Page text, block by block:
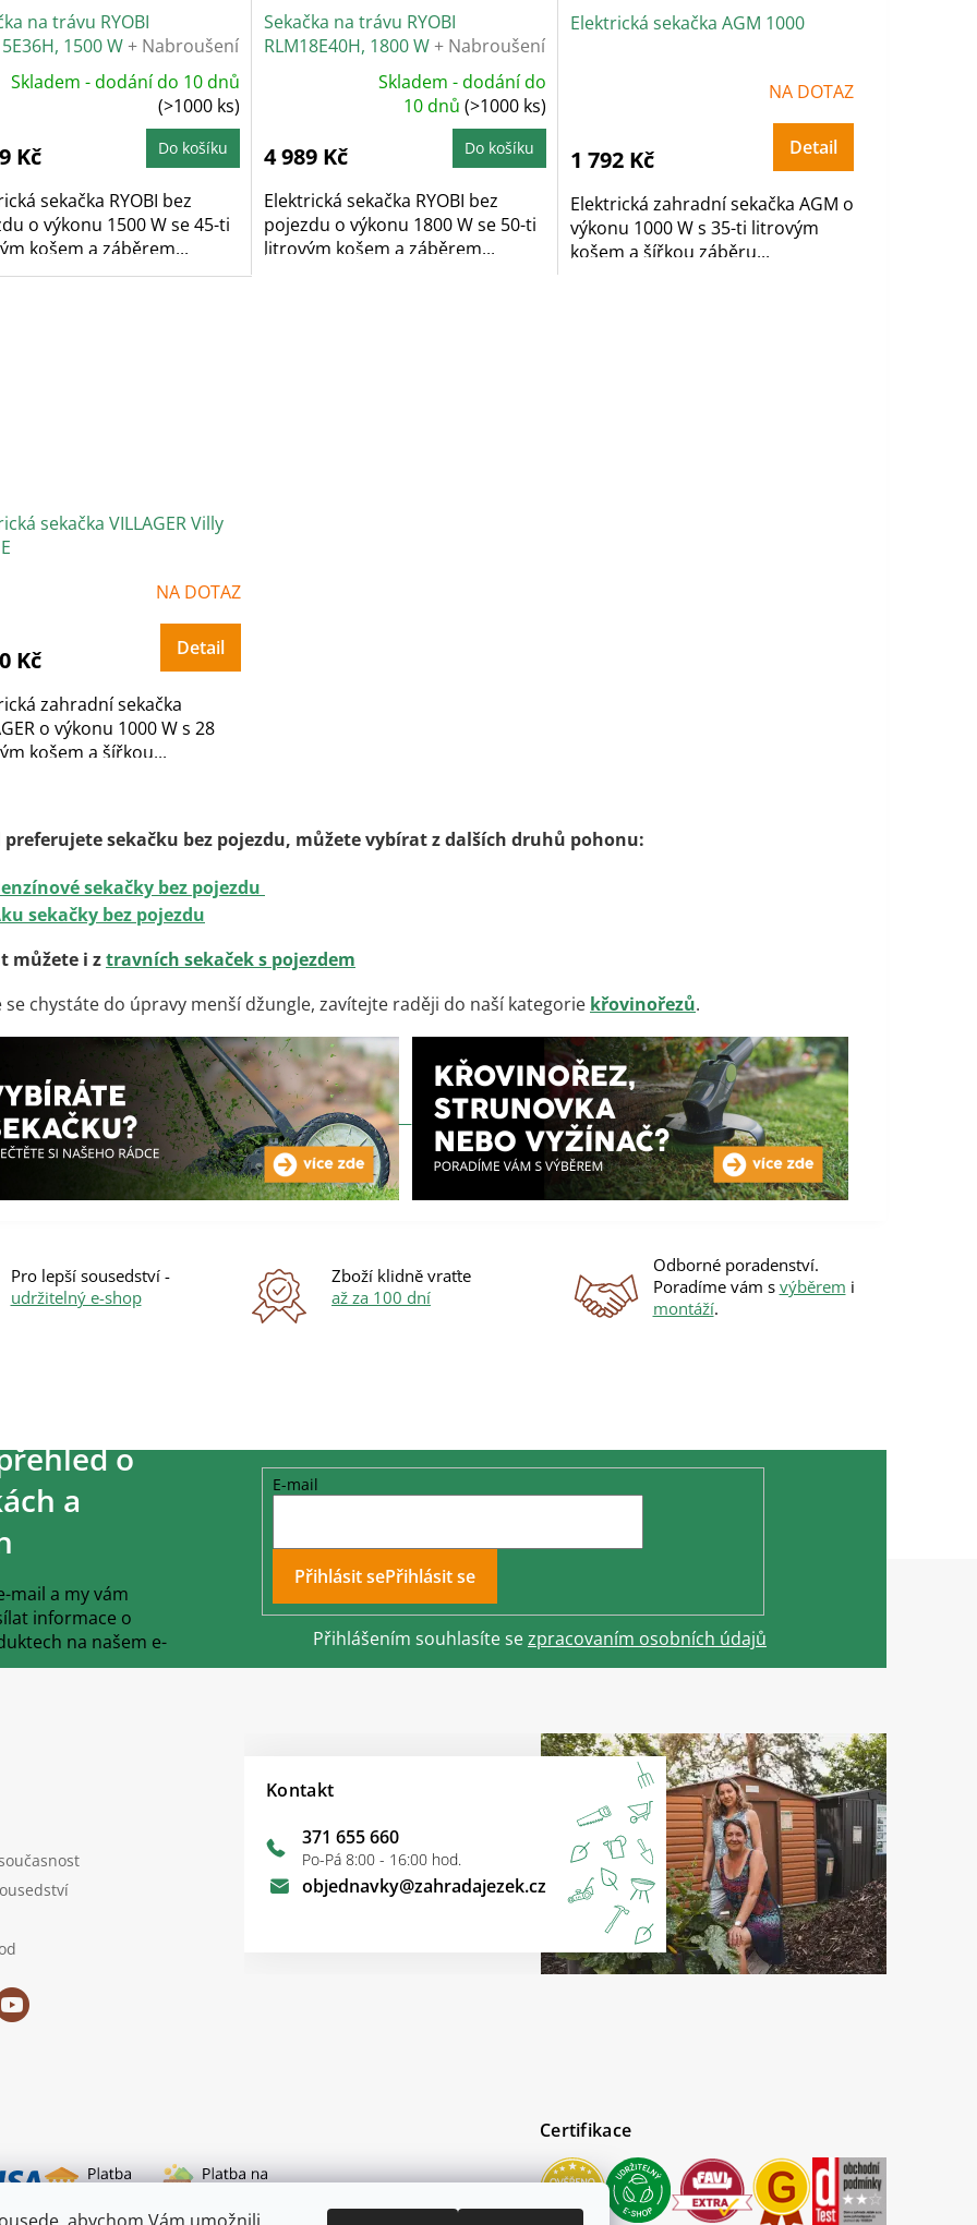
na trávu RYOBI
1500 W+ Nabroušení
zdarma
Skladem - dodání do 10 dnů
(>1000 ks)
Kč Do košíku
sekačka RYOBI bez
o výkonu 1500 W se 45-ti
košem a záběrem...
Sekačka na trávu RYOBI
RLM18E40H, 1800 W+ Nabroušení
5,0
z
5
Skladem - dodání do
10 dnů(>1000 ks)
4 989 Kč Do košíku
Elektrická sekačka RYOBI bez
pojezdu o výkonu 1800 W se 50-ti
litrovým košem a záběrem...
Elektrická sekačka AGM 1000
z
5
NA DOTAZ
1 792 Kč Detail
Elektrická zahradní sekačka AGM o
výkonu 1000 W s 35-ti litrovým
košem a šířkou záběru...
sekačka VILLAGER Villy
NA DOTAZ
Kč Detail
zahradní sekačka
o výkonu 1000 W s 28
košem a šířkou...
l
v
k
preferujete sekačku bez pojezdu, můžete vybírat z dalších druhů pohonu:
sekačky bez pojezdu
sekačky bez pojezdu
můžete i ztravních sekaček s pojezdem
se chystáte do úpravy menší džungle, zavítejte raději do naší kategorie křovinořezů.
Pro lepší sousedství -
udržitelný e-shop
Zboží klidně vraťte
až za 100 dní
Odborné poradenství.
Poradíme vám s výběrem i
montáží.
o
a
mail a my vám
informace o
na našem e-
E-mail
Přihlásit se
Přihlášením souhlasíte sezpracovaním osobních údajů
Kontakt
objednavky@zahradajezek.cz
371 655 660
Po-Pá 8:00 - 16:00 hod.
Certifikace